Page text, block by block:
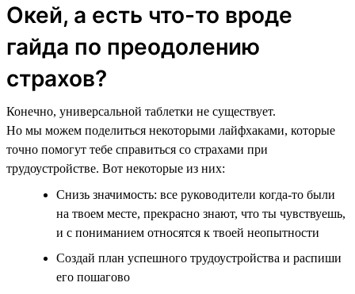
Окей, а есть что-то вроде
гайда по преодолению
страхов?
Конечно, универсальной таблетки не существует.
Но мы можем поделиться некоторыми лайфхаками, которые
точно помогут тебе справиться со страхами при
трудоустройстве. Вот некоторые из них:
Снизь значимость: все руководители когда-то были
на твоем месте, прекрасно знают, что ты чувствуешь,
и с пониманием относятся к твоей неопытности
Создай план успешного трудоустройства и распиши
его пошагово